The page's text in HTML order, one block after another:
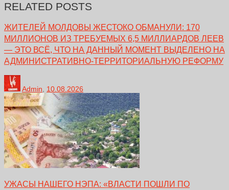
RELATED POSTS
ЖИТЕЛЕЙ МОЛДОВЫ ЖЕСТОКО ОБМАНУЛИ: 170
МИЛЛИОНОВ ИЗ ТРЕБУЕМЫХ 6,5 МИЛЛИАРДОВ ЛЕЕВ
— ЭТО ВСЁ, ЧТО НА ДАННЫЙ МОМЕНТ ВЫДЕЛЕНО НА
АДМИНИСТРАТИВНО-ТЕРРИТОРИАЛЬНУЮ РЕФОРМУ
Admin 10.08.2026
УЖАСЫ НАШЕГО НЭПА: «ВЛАСТИ ПОШЛИ ПО